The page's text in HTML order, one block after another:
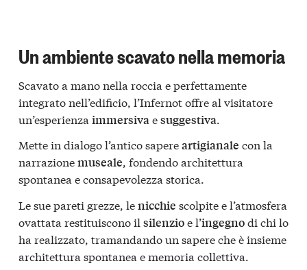
Un ambiente scavato nella memoria
Scavato a mano nella roccia e perfettamente
integrato nell’edificio, l’Infernot offre al visitatore
un’esperienza immersivaesuggestiva.
Mette in dialogo l’antico sapereartigianale con la
narrazionemuseale, fondendo architettura
spontanea e consapevolezza storica.
Le sue pareti grezze, lenicchie scolpite e l’atmosfera
ovattata restituiscono il silenzioe l’ingegnodi chi lo
ha realizzato, tramandando un sapere che è insieme
architettura spontanea e memoria collettiva.